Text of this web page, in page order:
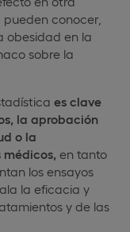
conocer,
obesidad en la
sobre la
es clave
la aprobación
o la
en tanto
los ensayos
la eficacia y
y de las